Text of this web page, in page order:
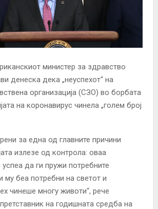
министер за здравство
денеска дека „неуспехот“ на
организација (СЗО) во борбата
на коронавирус чинела „голем број
за една од главните причини
излезе од контрола: оваа
успеа да ги пружи потребните
беа потребни на светот и
чинеше многу животи“, рече
на годишната средба на